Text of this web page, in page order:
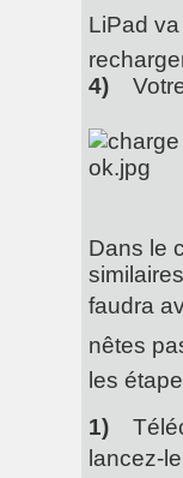
LiPad
4)Votre
Dans le
faudra
nêtes
les
1)
lancez-